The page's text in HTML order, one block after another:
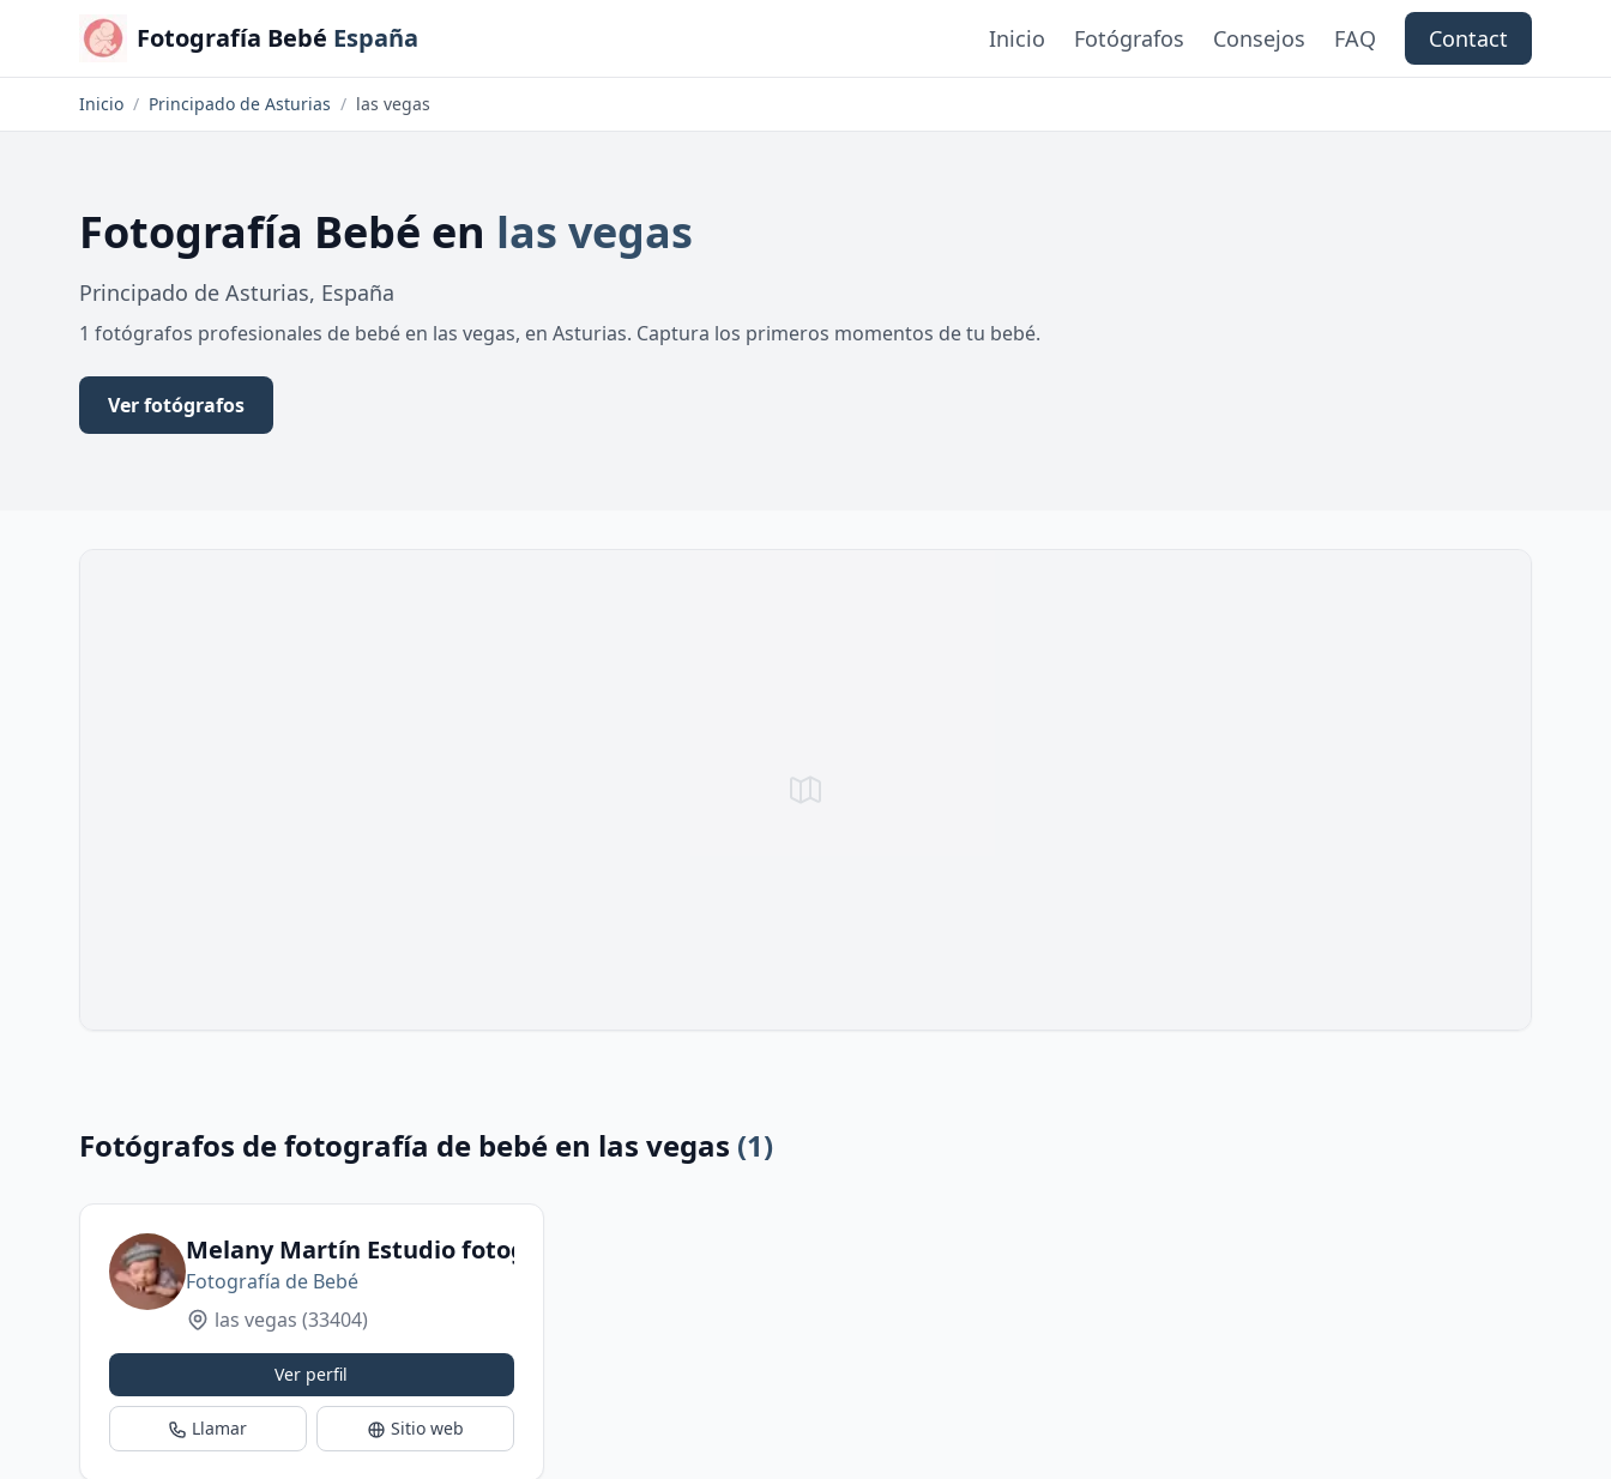
Fotografía Bebé España Inicio Fotógrafos Consejos FAQ Contact
Inicio / Principado de Asturias / las vegas
Fotografía Bebé en las vegas
Principado de Asturias, España
1 fotógrafos profesionales de bebé en las vegas, en Asturias. Captura los primeros momentos de tu bebé.
Ver fotógrafos
Fotógrafos de fotografía de bebé en las vegas (1)
Melany Martín Estudio fotográfico
Fotografía de Bebé
las vegas (33404)
Ver perfil
Llamar Sitio web